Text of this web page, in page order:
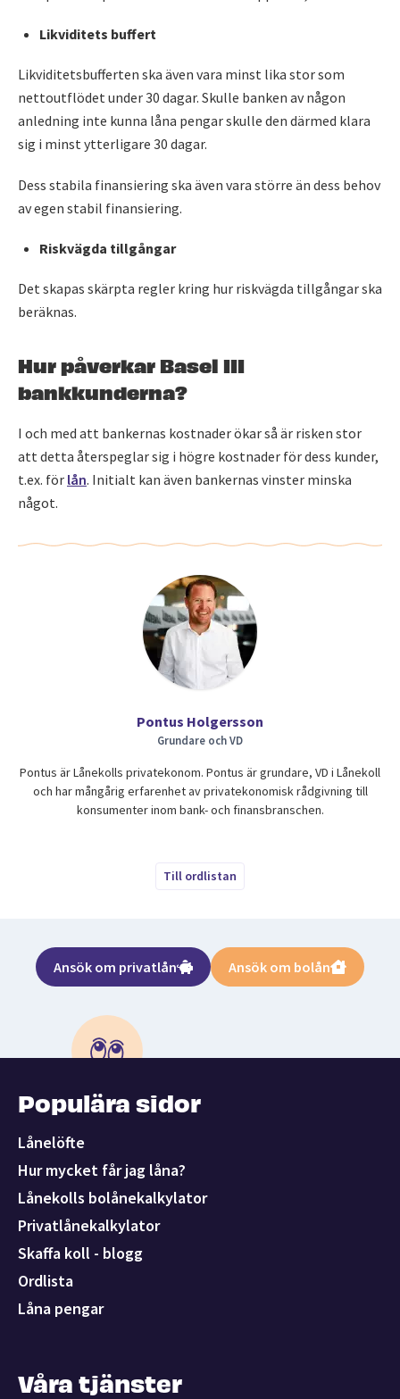
Likviditets buffert
Likviditetsbufferten ska även vara minst lika stor som
nettoutflödet under 30 dagar. Skulle banken av någon
anledning inte kunna låna pengar skulle den därmed klara
sig i minst ytterligare 30 dagar.
Dess stabila finansiering ska även vara större än dess behov
av egen stabil finansiering.
Riskvägda tillgångar
Det skapas skärpta regler kring hur riskvägda tillgångar ska
beräknas.
Hur påverkar Basel III
bankkunderna?
I och med att bankernas kostnader ökar så är risken stor
att detta återspeglar sig i högre kostnader för dess kunder,
t.ex. för lån. Initialt kan även bankernas vinster minska
något.
Pontus Holgersson
Grundare och VD
Pontus är Lånekolls privatekonom. Pontus är grundare, VD i Lånekoll
och har mångårig erfarenhet av privatekonomisk rådgivning till
konsumenter inom bank- och finansbranschen.
Till ordlistan
Ansök om privatlån Ansök om bolån
Populära sidor
Lånelöfte
Hur mycket får jag låna?
Lånekolls bolånekalkylator
Privatlånekalkylator
Skaffa koll - blogg
Ordlista
Låna pengar
Våra tjänster